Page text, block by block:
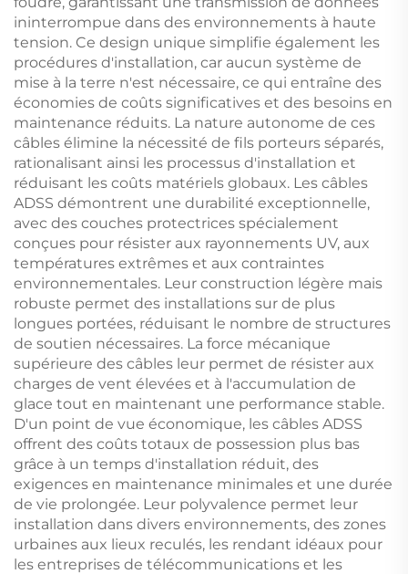
ininterrompue dans des environnements à haute
tension. Ce design unique simplifie également les
procédures d'installation, car aucun système de
mise à la terre n'est nécessaire, ce qui entraîne des
économies de coûts significatives et des besoins en
maintenance réduits. La nature autonome de ces
câbles élimine la nécessité de fils porteurs séparés,
rationalisant ainsi les processus d'installation et
réduisant les coûts matériels globaux. Les câbles
ADSS démontrent une durabilité exceptionnelle,
avec des couches protectrices spécialement
conçues pour résister aux rayonnements UV, aux
températures extrêmes et aux contraintes
environnementales. Leur construction légère mais
robuste permet des installations sur de plus
longues portées, réduisant le nombre de structures
de soutien nécessaires. La force mécanique
supérieure des câbles leur permet de résister aux
charges de vent élevées et à l'accumulation de
glace tout en maintenant une performance stable.
D'un point de vue économique, les câbles ADSS
offrent des coûts totaux de possession plus bas
grâce à un temps d'installation réduit, des
exigences en maintenance minimales et une durée
de vie prolongée. Leur polyvalence permet leur
installation dans divers environnements, des zones
urbaines aux lieux reculés, les rendant idéaux pour
les entreprises de télécommunications et les